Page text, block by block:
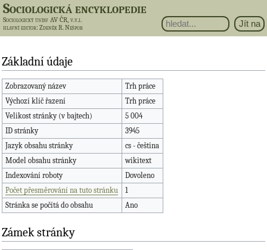
Sociologická encyklopedie
Sociologický ústav AV ČR, v.v.i.
hlavní editor: Zdeněk R. Nešpor
Základní údaje
Zobrazovaný název
Trh práce
Výchozí klíč řazení
Trh práce
Velikost stránky (v bajtech)
5 004
ID stránky
3945
Jazyk obsahu stránky
cs - čeština
Model obsahu stránky
wikitext
Indexování roboty
Dovoleno
Počet přesměrování na tuto stránku
1
Stránka se počítá do obsahu
Ano
Zámek stránky